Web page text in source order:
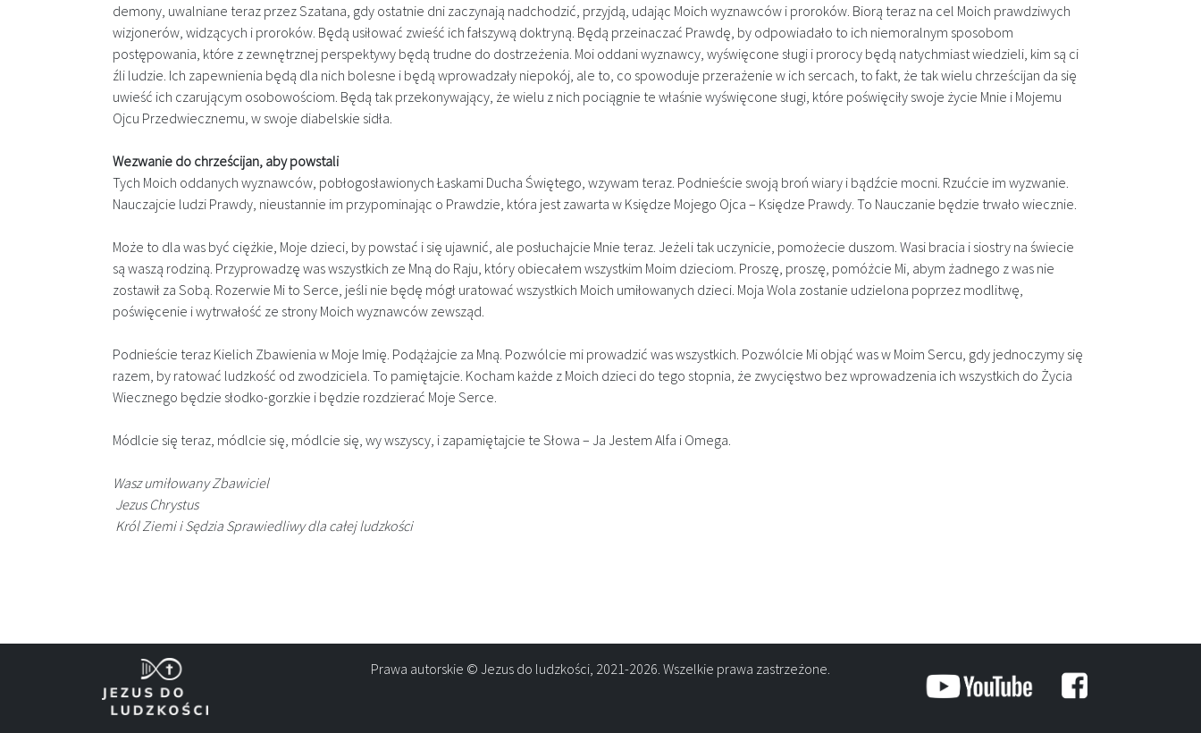
demony, uwalniane teraz przez Szatana, gdy ostatnie dni zaczynają nadchodzić, przyjdą, udając Moich wyznawców i proroków. Biorą teraz na cel Moich prawdziwych
wizjonerów, widzących i proroków. Będą usiłować zwieść ich fałszywą doktryną. Będą przeinaczać Prawdę, by odpowiadało to ich niemoralnym sposobom
postępowania, które z zewnętrznej perspektywy będą trudne do dostrzeżenia. Moi oddani wyznawcy, wyświęcone sługi i prorocy będą natychmiast wiedzieli, kim są ci
źli ludzie. Ich zapewnienia będą dla nich bolesne i będą wprowadzały niepokój, ale to, co spowoduje przerażenie w ich sercach, to fakt, że tak wielu chrześcijan da się
uwieść ich czarującym osobowościom. Będą tak przekonywający, że wielu z nich pociągnie te właśnie wyświęcone sługi, które poświęciły swoje życie Mnie i Mojemu
Ojcu Przedwiecznemu, w swoje diabelskie sidła.
Wezwanie do chrześcijan, aby powstali
Tych Moich oddanych wyznawców, pobłogosławionych Łaskami Ducha Świętego, wzywam teraz. Podnieście swoją broń wiary i bądźcie mocni. Rzućcie im wyzwanie.
Nauczajcie ludzi Prawdy, nieustannie im przypominając o Prawdzie, która jest zawarta w Księdze Mojego Ojca – Księdze Prawdy. To Nauczanie będzie trwało wiecznie.
Może to dla was być ciężkie, Moje dzieci, by powstać i się ujawnić, ale posłuchajcie Mnie teraz. Jeżeli tak uczynicie, pomożecie duszom. Wasi bracia i siostry na świecie
są waszą rodziną. Przyprowadzę was wszystkich ze Mną do Raju, który obiecałem wszystkim Moim dzieciom. Proszę, proszę, pomóżcie Mi, abym żadnego z was nie
zostawił za Sobą. Rozerwie Mi to Serce, jeśli nie będę mógł uratować wszystkich Moich umiłowanych dzieci. Moja Wola zostanie udzielona poprzez modlitwę,
poświęcenie i wytrwałość ze strony Moich wyznawców zewsząd.
Podnieście teraz Kielich Zbawienia w Moje Imię. Podążajcie za Mną. Pozwólcie mi prowadzić was wszystkich. Pozwólcie Mi objąć was w Moim Sercu, gdy jednoczymy się
razem, by ratować ludzkość od zwodziciela.​ To pamiętajcie. Kocham każde z Moich dzieci do tego stopnia, że zwycięstwo bez wprowadzenia ich wszystkich do Życia
Wiecznego będzie słodko-gorzkie i będzie rozdzierać Moje Serce.
Módlcie się teraz, módlcie się, módlcie się, wy wszyscy, i zapamiętajcie te Słowa – Ja Jestem Alfa i Omega.
Wasz umiłowany Zbawiciel
Jezus Chrystus
Król Ziemi i Sędzia Sprawiedliwy dla całej ludzkości
Prawa autorskie © Jezus do ludzkości, 2021-2026. Wszelkie prawa zastrzeżone.